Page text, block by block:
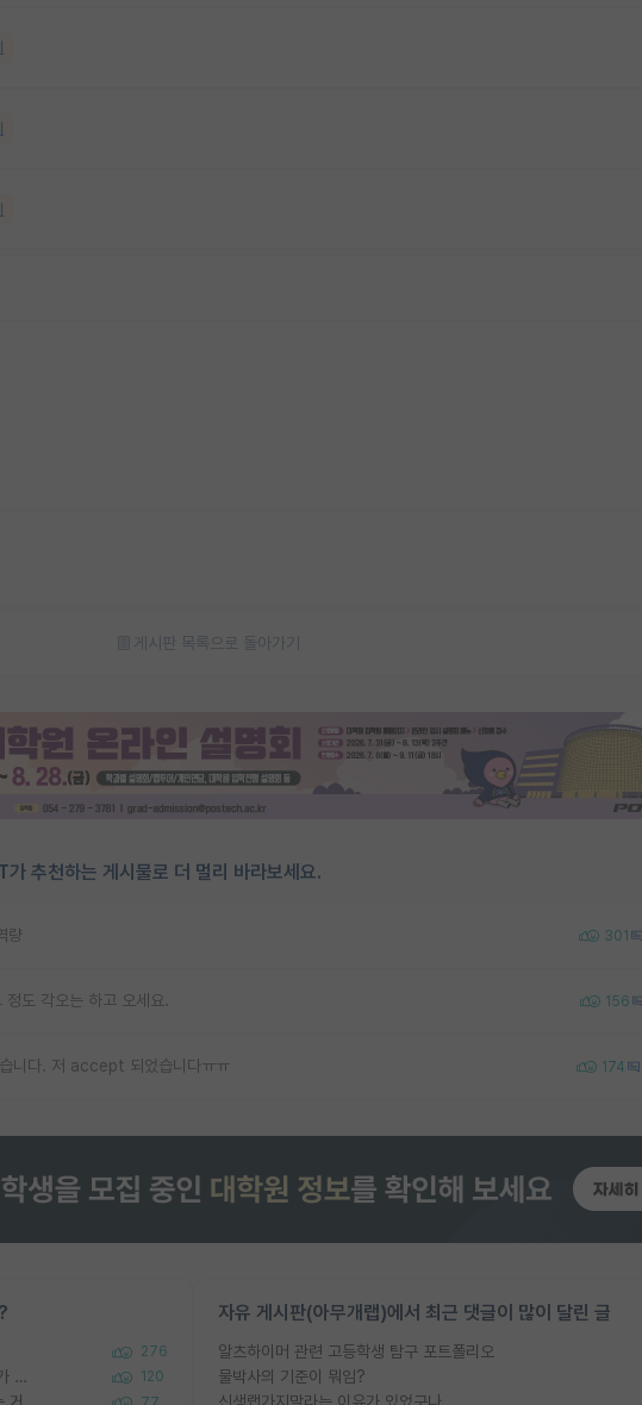
게시판 목록으로 돌아가기
추천하는 게시물로 더 멀리 바라보세요.
량 301
도 각오는 하고 오세요. 156
니다. 저 accept 되었습니다ㅠㅠ 174
276
대학원생들 교수에게 가스라이팅 당한 것은 이해가 갑니다. 안타깝네요. 120
자유 게시판(아무개랩)에서 최근 댓글이 많이 달린 글
알츠하이머 관련 고등학생 탐구 포트폴리오
물박사의 기준이 뭐임?